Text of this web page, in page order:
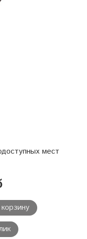
мест